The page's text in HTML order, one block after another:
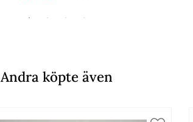
Andra köpte även